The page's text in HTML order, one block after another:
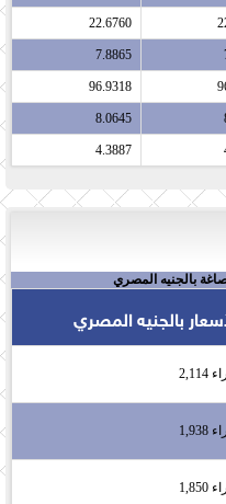
22.6760
7.8865
96.9318
8.0645
4.3887
بالجنيه المصري
بالجنيه المصري